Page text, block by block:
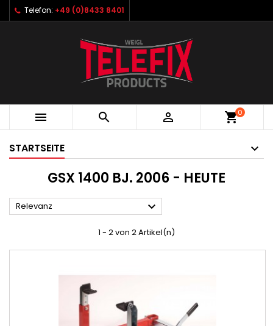
Telefon: +49 (0)8433 8401
   shopping_cart0
STARTSEITE
GSX 1400 BJ. 2006 - HEUTE
Relevanz 
1 - 2 von 2 Artikel(n)